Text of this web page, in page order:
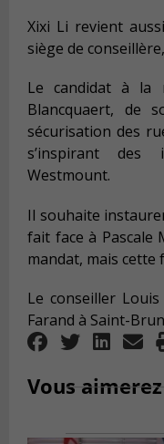
Xixi Li revient
siège de
Le candidat à la
Blancquaert, de
sécurisation des
s’inspirant
Westmount.
Il souhaite
fait face à Pascale
mandat, mais cette
Le conseiller
Farand à Saint-
Vous